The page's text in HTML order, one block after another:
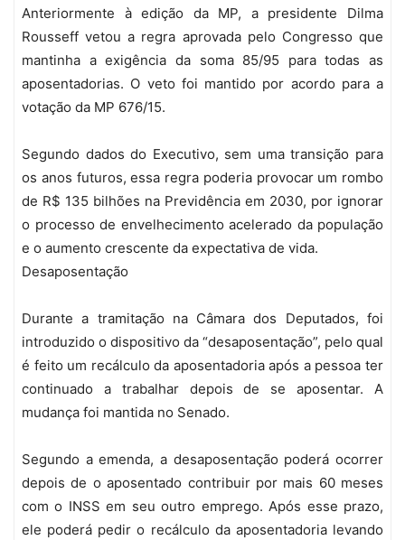
Anteriormente à edição da MP, a presidente Dilma
Rousseff vetou a regra aprovada pelo Congresso que
mantinha a exigência da soma 85/95 para todas as
aposentadorias. O veto foi mantido por acordo para a
votação da MP 676/15.
Segundo dados do Executivo, sem uma transição para
os anos futuros, essa regra poderia provocar um rombo
de R$ 135 bilhões na Previdência em 2030, por ignorar
o processo de envelhecimento acelerado da população
e o aumento crescente da expectativa de vida.
Desaposentação
Durante a tramitação na Câmara dos Deputados, foi
introduzido o dispositivo da “desaposentação”, pelo qual
é feito um recálculo da aposentadoria após a pessoa ter
continuado a trabalhar depois de se aposentar. A
mudança foi mantida no Senado.
Segundo a emenda, a desaposentação poderá ocorrer
depois de o aposentado contribuir por mais 60 meses
com o INSS em seu outro emprego. Após esse prazo,
ele poderá pedir o recálculo da aposentadoria levando